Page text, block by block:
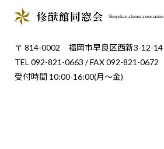
Shuyukan alumni association
〒 814-0002 福岡市早良区西新3-12-14
TEL 092-821-0663 / FAX 092-821-0672
受付時間 10:00-16:00(月〜金)